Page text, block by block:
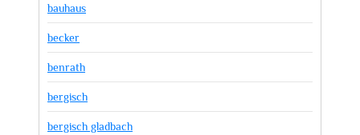
bauhaus
becker
benrath
bergisch
bergisch gladbach